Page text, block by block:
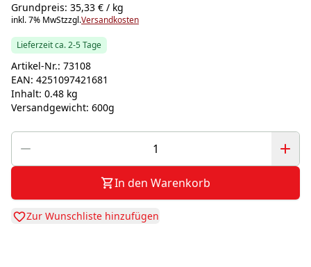
Grundpreis: 35,33 € / kg
inkl. 7% MwStzzgl.Versandkosten
Lieferzeit ca. 2-5 Tage
Artikel-Nr.: 73108
EAN: 4251097421681
Inhalt: 0.48 kg
Versandgewicht: 600g
In den Warenkorb
Zur Wunschliste hinzufügen